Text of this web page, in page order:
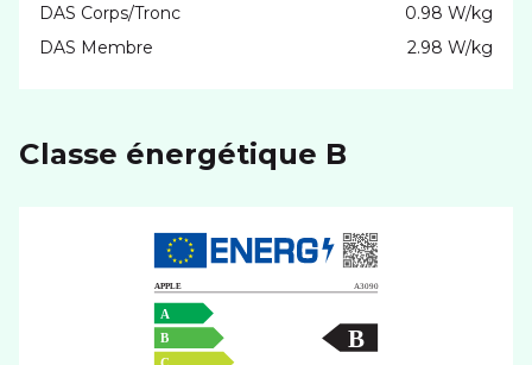
DAS Corps/Tronc
0.98 W/kg
DAS Membre
2.98 W/kg
Classe énergétique B